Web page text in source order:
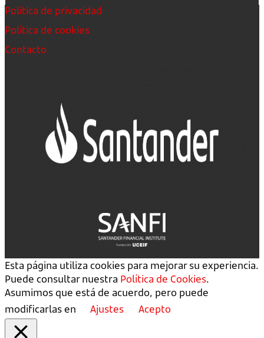
Política de privacidad
Política de cookies
Contacto
Esta página utiliza cookies para mejorar su experiencia.
Puede consultar nuestra Política de Cookies.
Asumimos que está de acuerdo, pero puede
modificarlas en
Ajustes Acepto